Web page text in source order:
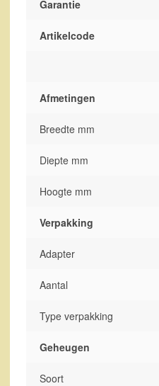
Garantie
Artikelcode
Afmetingen
Breedte mm
Diepte mm
Hoogte mm
Verpakking
Adapter
Aantal
Type verpakking
Geheugen
Soort